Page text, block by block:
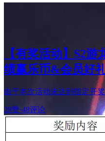
【有奖活动】S2
绩赢乐币&会员好
由于本次活动未达到指定开
28赞·48评论